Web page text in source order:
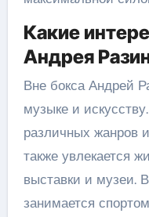
Какие
Андрея
Вне бокса Андрей
музыке и
различных жанров
также увлекается
выставки и музеи.
занимается